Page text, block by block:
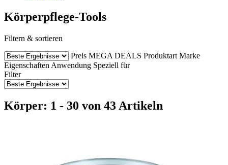
Körperpflege-Tools
Filtern & sortieren
Preis MEGA DEALS Produktart Marke
Eigenschaften Anwendung Speziell für
Filter
Körper: 1 - 30 von 43 Artikeln